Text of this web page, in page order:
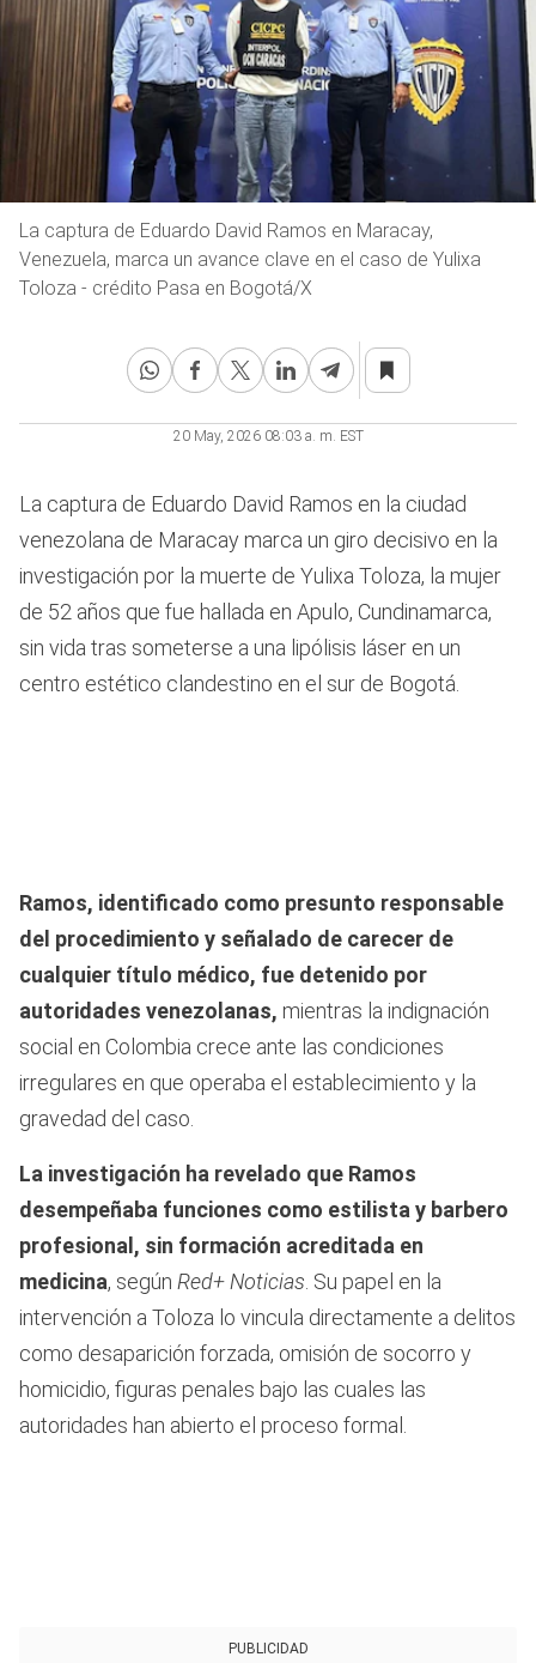
La captura de Eduardo David Ramos en Maracay,
Venezuela, marca un avance clave en el caso de Yulixa
Toloza - crédito Pasa en Bogotá/X
20 May, 2026 08:03 a. m. EST
La captura de Eduardo David Ramos en la ciudad
venezolana de Maracay marca un giro decisivo en la
investigación por la muerte de Yulixa Toloza, la mujer
de 52 años que fue hallada en Apulo, Cundinamarca,
sin vida tras someterse a una lipólisis láser en un
centro estético clandestino en el sur de Bogotá.
Ramos, identificado como presunto responsable
del procedimiento y señalado de carecer de
cualquier título médico, fue detenido por
autoridades venezolanas, mientras la indignación
social en Colombia crece ante las condiciones
irregulares en que operaba el establecimiento y la
gravedad del caso.
La investigación ha revelado que Ramos
desempeñaba funciones como estilista y barbero
profesional, sin formación acreditada en
medicina, según Red+ Noticias . Su papel en la
intervención a Toloza lo vincula directamente a delitos
como desaparición forzada, omisión de socorro y
homicidio, figuras penales bajo las cuales las
autoridades han abierto el proceso formal.
PUBLICIDAD